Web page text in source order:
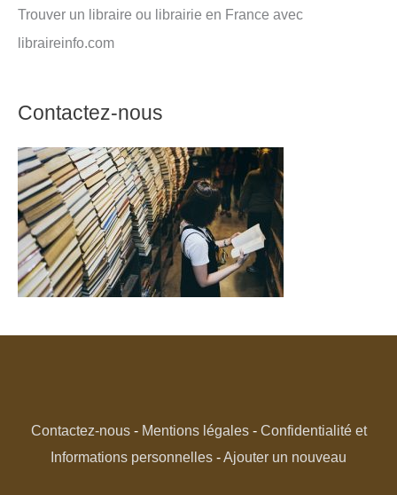
Trouver un libraire ou librairie en France avec
libraireinfo.com
Contactez-nous
Contactez-nous- Mentions légales- Confidentialité et
Informations personnelles -Ajouter un nouveau